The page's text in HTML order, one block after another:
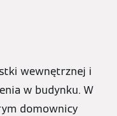
wewnętrznej i
w budynku. W
domownicy